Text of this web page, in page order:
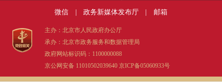
微信 政务新媒体发布厅 邮箱
主办：北京市人民政府办公厅
承办：北京市政务服务和数据管理局
政府网站标识码：1100000088
京公网安备 11010502039640 京ICP备05060933号